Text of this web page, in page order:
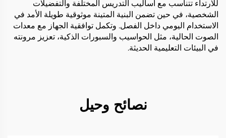
للارتداء تتناسب مع أساليب التدريس المختلفة والتفضيلات
الشخصية، في حين تضمن البنية المتينة موثوقية طويلة الأمد في
الاستخدام اليومي داخل الفصل. وتكمل توافقية الجهاز مع معدات
الصوت الحالية، مثل الحواسيب والسبورات الذكية، تعزيز مرونته
في البيئات التعليمية الحديثة.
نصائح وحيل